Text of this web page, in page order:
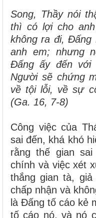
Song, Thầy nói
thì có lợi cho
không ra đi, Đấng
anh em; nhưng
Đấng ấy đến với
Người sẽ chứng
về tội lỗi, về sự
(Ga. 16, 7-8)
Công việc của
sai đến, khá khó
rằng thế gian
chính và việc xét
thắng gian tà,
chấp nhận và
là Đấng tố cáo kẻ
tố cáo nó, và nó